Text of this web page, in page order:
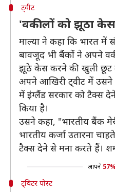
ट्वीट
'वकीलों को झूठा
माल्या ने कहा कि भारत में
बावजूद भी बैंकों ने अपने
झूठे केस करने की खुली छूट
अपने आखिरी ट्वीट में उसने
में इंग्लैंड सरकार को टैक्स
किया है।
उसने कहा, "भारतीय बैंक
भारतीय कर्जा उतारना
टैक्स देने से मना करते हैं।
आपने 57%
ट्विटर पोस्ट